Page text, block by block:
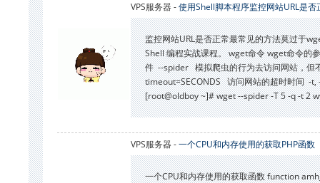
VPS服务器 -使用Shell脚本程序监控网站URL是否
监控网站URL是否正常最常见的方法莫过于
Shell 编程实战课程。 wget命令 wget命令的
件 --spider 模拟爬虫的行为去访问网站，
timeout=SECONDS 访问网站的超时时间
[root@oldboy ~]# wget --spider -T 5 -q -t
VPS服务器 -一个CPU和内存使用的获取PHP函数
一个CPU和内存使用的获取函数 function